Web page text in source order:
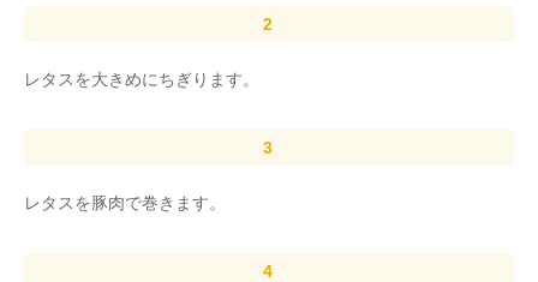
レタスを大きめにちぎります。
レタスを豚肉で巻きます。